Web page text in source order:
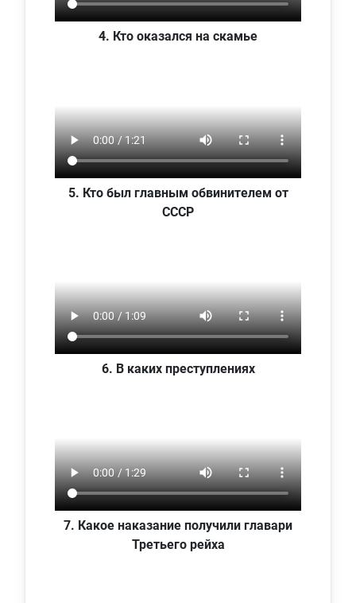
4. Кто оказался на скамье
5. Кто был главным обвинителем от
СССР
6. В каких преступлениях
7. Какое наказание получили главари
Третьего рейха